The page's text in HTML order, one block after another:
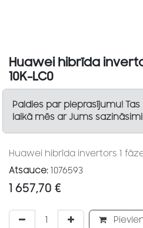
Huawei hibrīda
10K-LC0
Paldies par pieprasījumu!
laikā mēs ar Jums
Huawei hibrīda invertors 1 fāze
Atsauce: 1076593
1 657,70 €